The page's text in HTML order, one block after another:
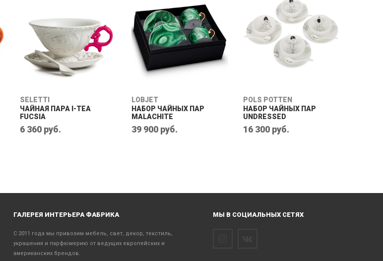
SELETTI
ЧАЙНАЯ ПАРА I-TEA
FUCSIA
6 360 руб.
LOBJET
НАБОР ЧАЙНЫХ ПАР
MALACHITE
39 900 руб.
POLS POTTEN
НАБОР ЧАЙНЫХ ПАР
UNDRESSED
16 300 руб.
ГАЛЕРЕЯ ИНТЕРЬЕРА ФАБРИКА
С 2011 года мы привозим мебель, свет, декор, текстиль,
украшения и парфюмерию от ведущих европейских и
американских брендов.
МЫ В СОЦИАЛЬНЫХ СЕТЯХ